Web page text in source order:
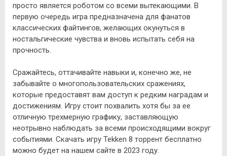
просто является роботом со всеми вытекающими. В
первую очередь игра предназначена для фанатов
классических файтингов, желающих окунуться в
ностальгические чувства и вновь испытать себя на
прочность.
Сражайтесь, оттачивайте навыки и, конечно же, не
забывайте о многопользовательских сражениях,
которые предоставят вам доступ к редким наградам и
достижениям. Игру стоит похвалить хотя бы за ее
отличную трехмерную графику, заставляющую
неотрывно наблюдать за всеми происходящими вокруг
событиями. Скачать игру Tekken 8 торрент бесплатно
можно будет на нашем сайте в 2023 году.